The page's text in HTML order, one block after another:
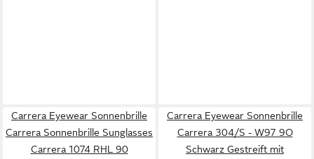
Carrera Eyewear Sonnenbrille
Carrera Sonnenbrille Sunglasses
Carrera 1074 RHL 90
Carrera Eyewear Sonnenbrille
Carrera 304/S - W97 9O
Schwarz Gestreift mit